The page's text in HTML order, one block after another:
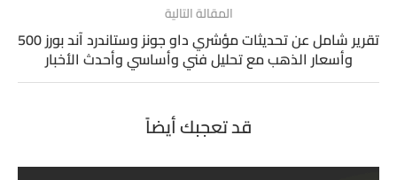
المقالة التالية
تقرير شامل عن تحديثات مؤشري داو جونز وستاندرد آند بورز 500
وأسعار الذهب مع تحليل فني وأساسي وأحدث الأخبار
قد تعجبك أيضاً